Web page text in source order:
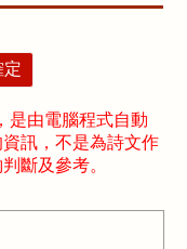
是由電腦程式自動
訊，不是為詩文作
斷及參考。